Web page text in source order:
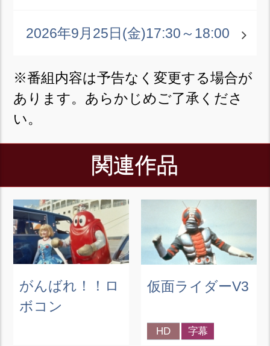
2026年9月25日(金)17:30～18:00
※番組内容は予告なく変更する場合が
あります。あらかじめご了承くださ
い。
関連作品
がんばれ！！ロ
ボコン
仮面ライダーV3
HD 字幕